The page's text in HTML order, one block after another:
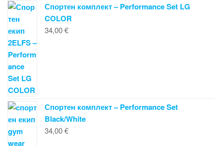
Спортен комплект – Performance Set LG
COLOR
34,00€
Спортен комплект – Performance Set
Black/White
34,00€